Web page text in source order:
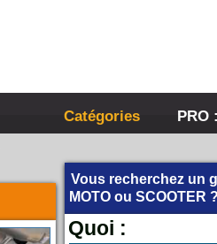
Catégories PRO
Vous recherchez un
MOTO ou SCOOTER ?
Quoi :